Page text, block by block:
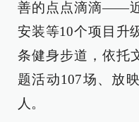
善的点点滴滴——
安装等10个项目升
条健身步道，依托
题活动107场、放
人。